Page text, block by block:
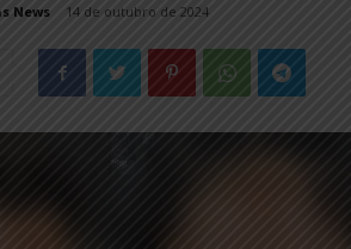
News 14 de outubro de 2024